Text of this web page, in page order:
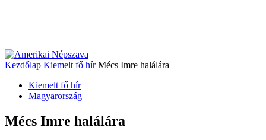
Kezdőlap Kiemelt fő hír Mécs Imre halálára
Kiemelt fő hír
Magyarország
Mécs Imre halálára